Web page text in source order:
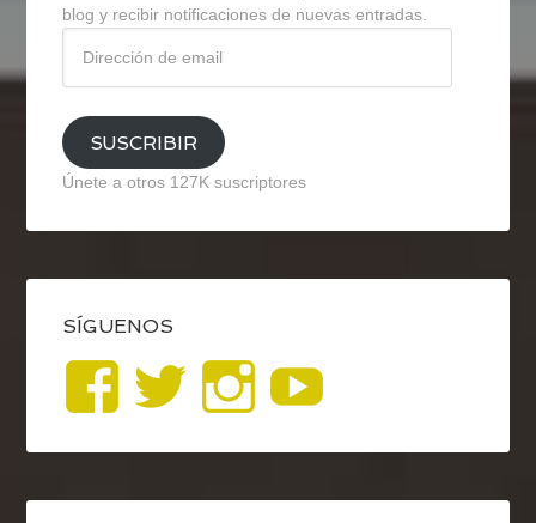
blog y recibir notificaciones de nuevas entradas.
email
SUSCRIBIR
Únete a otros 127K suscriptores
SÍGUENOS
Ver
perfil
de
Ver
perfil
de
Ver
perfil
de